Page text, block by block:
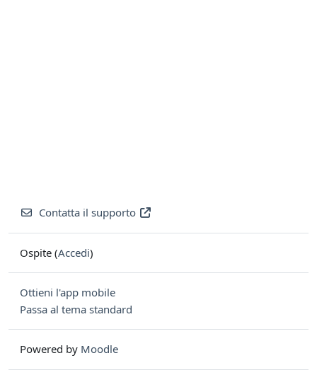
Contatta il supporto
Ospite (Accedi)
Ottieni l'app mobile
Passa al tema standard
Powered by Moodle